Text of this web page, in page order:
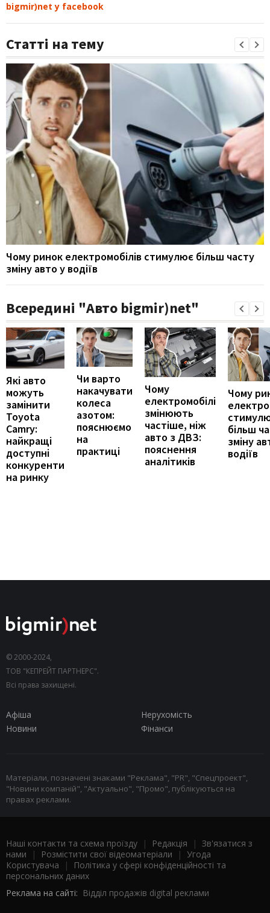
bigmir)net у facebook
Статті на тему
Чому ринок електромобілів стимулює більш часту
зміну авто у водіїв
Всередині "Авто bigmir)net"
Які авто
можуть
замінити
Toyota
Camry:
найкращі
доступні
конкуренти
на ринку
Чи варто
накачувати
колеса
азотом:
пояснюємо
на
практиці
Чому
електромобілі
змінюють
частіше, ніж
авто з ДВЗ:
пояснення
аналітиків
Чому
більш
зміну
водіїв
© 2000-2024,
ТОВ "КЕПРЕЙТ ПАРТНЕРС".
Всі права захищені.
Афіша
Нерухомість
Новини
Фінанси
Матеріали, позначені знаками "Реклама", "PR", "Спецпроект",
"Новини компаній", "Актуально", "Промо", публікуються на
правах реклами.
Наші контакти та схема проїзду | Редакція | Зв'язатися з
нами | Розмістити свої відеоматеріали | Угода
Користувача |
Політика у сфері конфіденційності та
персональних даних
Реклама на сайті: Відділ продажів digital реклами